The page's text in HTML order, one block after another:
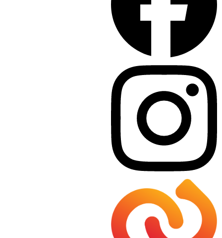
Photovoltaik & Solarenergie
Hier klicken